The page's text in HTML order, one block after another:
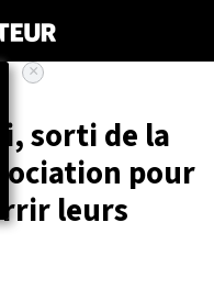
sorti de la
pour
leurs
×